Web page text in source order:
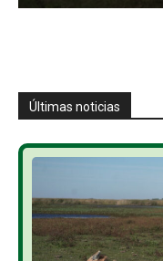
Últimas noticias